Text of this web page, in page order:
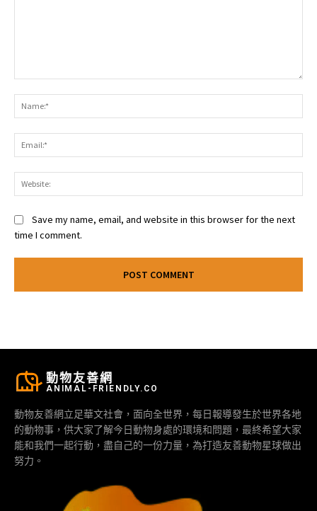
Save my name, email, and website in this browser for the next
time I comment.
動物友善網
ANIMAL-FRIENDLY.CO
動物友善網立足華文社會，面向全世界，每日報導發生於世界各地
的動物事，供大家了解今日動物身處的環境和問題，最終希望大家
能和我們一起行動，盡自己的一份力量，為打造友善動物星球做出
努力。